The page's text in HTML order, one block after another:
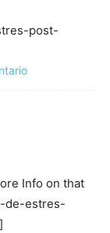
post-
Info on that
de-estres-